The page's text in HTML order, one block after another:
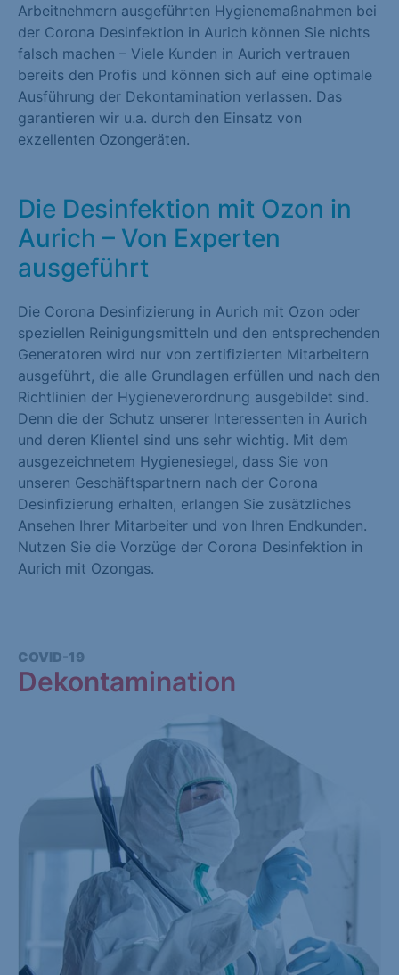
Arbeitnehmern ausgeführten Hygienemaßnahmen bei
der Corona Desinfektion in Aurich können Sie nichts
falsch machen – Viele Kunden in Aurich vertrauen
bereits den Profis und können sich auf eine optimale
Ausführung der Dekontamination verlassen. Das
garantieren wir u.a. durch den Einsatz von
exzellenten Ozongeräten.
Die Desinfektion mit Ozon in
Aurich – Von Experten
ausgeführt
Die Corona Desinfizierung in Aurich mit Ozon oder
speziellen Reinigungsmitteln und den entsprechenden
Generatoren wird nur von zertifizierten Mitarbeitern
ausgeführt, die alle Grundlagen erfüllen und nach den
Richtlinien der Hygieneverordnung ausgebildet sind.
Denn die der Schutz unserer Interessenten in Aurich
und deren Klientel sind uns sehr wichtig. Mit dem
ausgezeichnetem Hygienesiegel, dass Sie von
unseren Geschäftspartnern nach der Corona
Desinfizierung erhalten, erlangen Sie zusätzliches
Ansehen Ihrer Mitarbeiter und von Ihren Endkunden.
Nutzen Sie die Vorzüge der Corona Desinfektion in
Aurich mit Ozongas.
COVID-19
Dekontamination